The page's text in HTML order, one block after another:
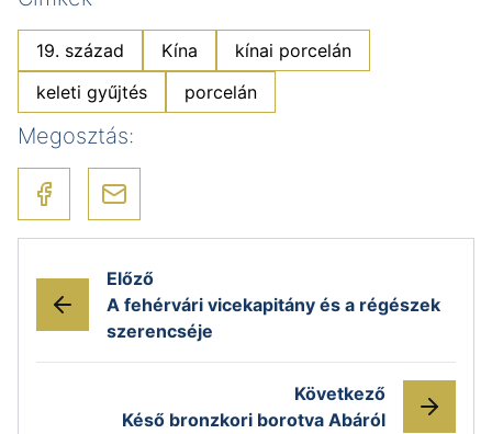
19. század Kína
kínai porcelán
keleti gyűjtés
porcelán
Megosztás:
Előző
A fehérvári vicekapitány és a régészek
szerencséje
Következő
Késő bronzkori borotva Abáról